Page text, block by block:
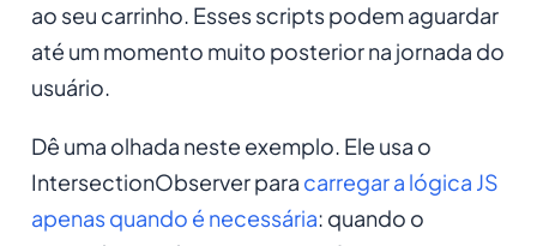
ao seu carrinho. Esses scripts podem aguardar
até um momento muito posterior na jornada do
usuário.
Dê uma olhada neste exemplo. Ele usa o
IntersectionObserver para carregar a lógica JS
apenas quando é necessária: quando o